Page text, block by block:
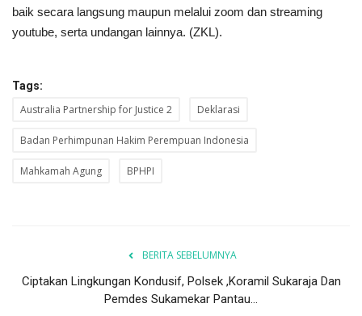
baik secara langsung maupun melalui zoom dan streaming
youtube, serta undangan lainnya. (ZKL).
Tags:
Australia Partnership for Justice 2 Deklarasi
Badan Perhimpunan Hakim Perempuan Indonesia
Mahkamah Agung BPHPI
BERITA SEBELUMNYA
Ciptakan Lingkungan Kondusif, Polsek ,Koramil Sukaraja Dan
Pemdes Sukamekar Pantau...